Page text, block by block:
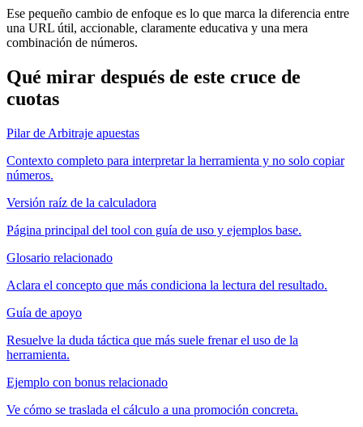
Ese pequeño cambio de enfoque es lo que marca la diferencia entre
una URL útil, accionable, claramente educativa y una mera
combinación de números.
Qué mirar después de este cruce de
cuotas
Pilar de Arbitraje apuestas
Contexto completo para interpretar la herramienta y no solo copiar
números.
Versión raíz de la calculadora
Página principal del tool con guía de uso y ejemplos base.
Glosario relacionado
Aclara el concepto que más condiciona la lectura del resultado.
Guía de apoyo
Resuelve la duda táctica que más suele frenar el uso de la
herramienta.
Ejemplo con bonus relacionado
Ve cómo se traslada el cálculo a una promoción concreta.